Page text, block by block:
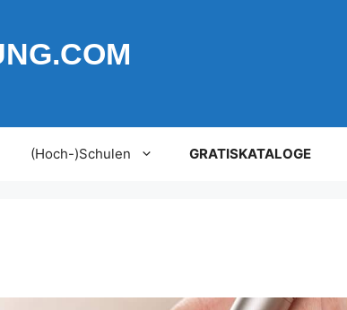
(Hoch-)Schulen GRATISKATALOGE